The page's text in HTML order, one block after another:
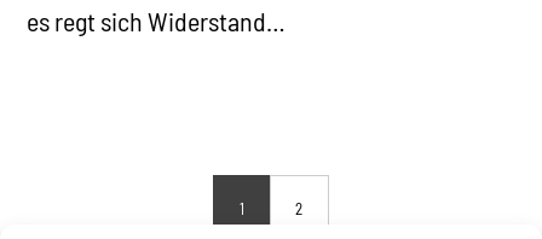
es regt sich Widerstand…
1 2